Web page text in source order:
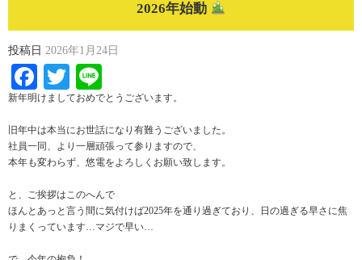
2026年始動
投稿日 2026年1月24日
Facebook
Twitter
新年明けましておめでとうございます。
旧年中は本当にお世話になり有難うございました。
社員一同、より一層頑張って参りますので、
本年も変わらず、悠電をよろしくお願い致します。
と、ご挨拶はこのへんで
ほんとあっと言う間に気付けば2025年を通り過ぎており、日の過ぎる早さに焦
りまくっています…マジで早い…